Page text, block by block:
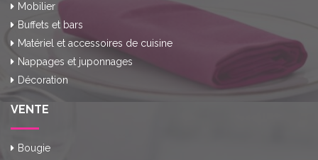
Mobilier
Buffets et bars
Matériel et accessoires de cuisine
Nappages et juponnages
Décoration
VENTE
Bougie